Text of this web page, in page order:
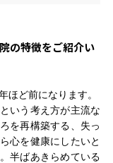
の特徴をご紹介い
ほど前になります。
いう考え方が主流な
を再構築する、失っ
心を健康にしたいと
半ばあきらめている